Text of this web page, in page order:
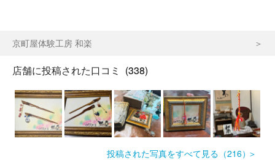
京町屋体験工房 和楽
店舗に投稿された口コミ (338)
投稿された写真をすべて見る（216）